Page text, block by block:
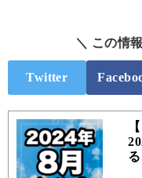
＼ この情
Twitter